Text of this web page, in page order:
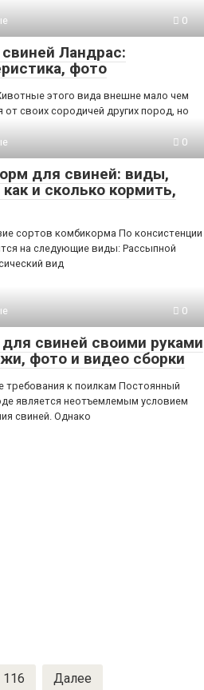
0
Ландрас:
фото
этого вида внешне мало чем
от своих сородичей других пород, но
0
для свиней: виды,
и сколько кормить,
сортов комбикорма По консистенции
на следующие виды: Рассыпной
вид
0
свиней своими руками
фото и видео сборки
требования к поилкам Постоянный
является неотъемлемым условием
свиней. Однако
116 Далее